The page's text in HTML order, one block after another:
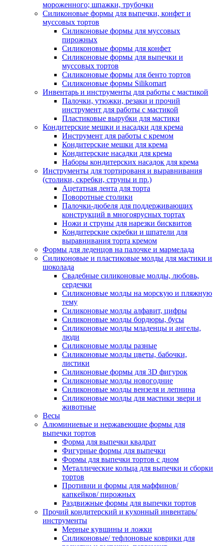
мороженного; шпажки, трубочки
Силиконовые формы для выпечки, конфет и
муссовых тортов
Силиконовые формы для муссовых
пирожных
Силиконовые формы для конфет
Силиконовые формы для выпечки и
муссовых тортов
Силиконовые формы для бенто тортов
Силиконовые формы Silikomart
Инвентарь и инструменты для работы с мастикой
Палочки, утюжки, резаки и прочий
инструмент для работы с мастикой
Пластиковые вырубки для мастики
Кондитерские мешки и насадки для крема
Инструмент для работы с кремом
Кондитерские мешки для крема
Кондитерские насадки для крема
Наборы кондитерских насадок для крема
Инструменты для тортированя и выравнивания
(столики, скребки, струны и пр.)
Ацетатная лента для торта
Поворотные столики
Палочки-дюбеля для поддерживающих
конструкций в многоярусных тортах
Ножи и струны для нарезки бисквитов
Кондитерские скребки и шпатели для
выравнивания торта кремом
Формы для леденцов на палочке и мармелада
Силиконовые и пластиковые молды для мастики и
шоколада
Свадебные силиконовые молды, любовь,
сердечки
Силиконовые молды на морскую и пляжную
тему
Силиконовые молды алфавит, цифры
Силиконовые молды бордюры, бусы
Силиконовые молды младенцы и ангелы,
люди
Силиконовые молды разные
Силиконовые молды цветы, бабочки,
листики
Силиконовые формы для 3D фигурок
Силиконовые молды новогодние
Силиконовые молды вензеля и лепнина
Силиконовые молды для мастики звери и
животные
Весы
Алюминиевые и нержавеющие формы для
выпечки тортов
Форма для выпечки квадрат
Фигурные формы для выпечки
Формы для выпечки тортов с дном
Металлические кольца для выпечки и сборки
тортов
Противни и формы для маффинов/
капкейков/ пирожных
Раздвижные формы для выпечки тортов
Прочий кондитерский и кухонный инвентарь/
инструменты
Мерные кувшины и ложки
Силиконовые/ тефлоновые коврики для